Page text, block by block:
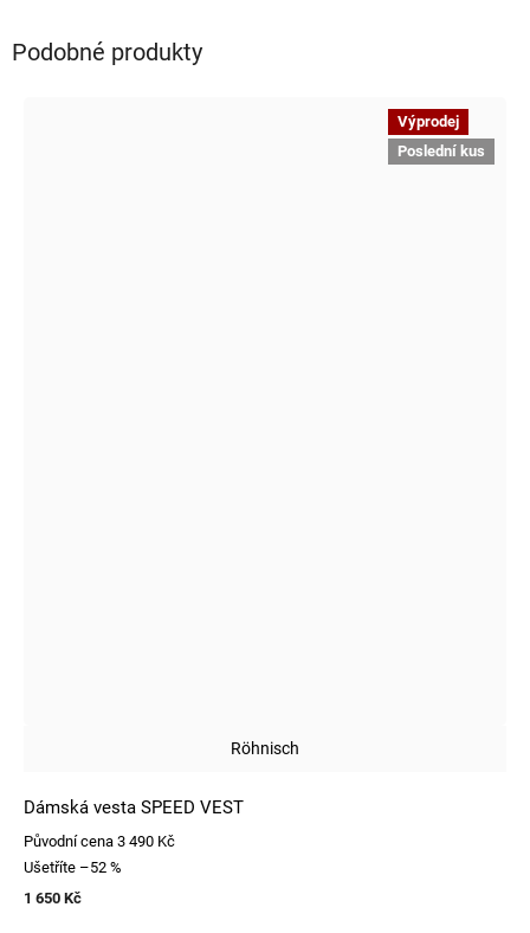
Podobné produkty
Výprodej
Poslední kus
Röhnisch
Dámská vesta SPEED VEST
Původní cena 3 490 Kč
Ušetříte –52 %
1 650 Kč